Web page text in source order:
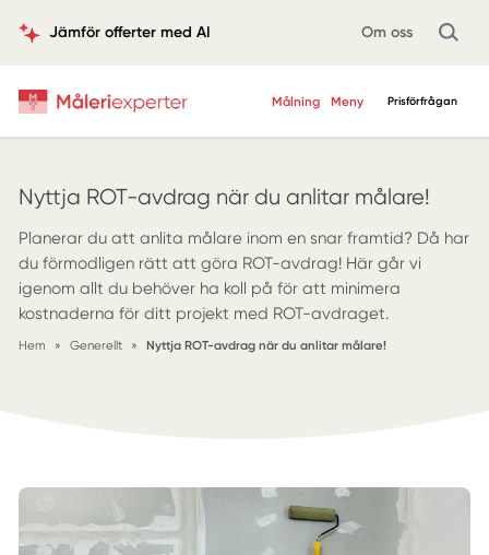
Jämför offerter med AI Om oss
Målning Meny Prisförfrågan
Nyttja ROT-avdrag när du anlitar målare!
Planerar du att anlita målare inom en snar framtid? Då har
du förmodligen rätt att göra ROT-avdrag! Här går vi
igenom allt du behöver ha koll på för att minimera
kostnaderna för ditt projekt med ROT-avdraget.
Hem » Generellt » Nyttja ROT-avdrag när du anlitar målare!